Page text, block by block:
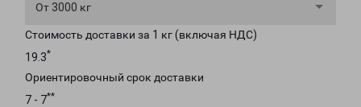
От 3000 кг
Стоимость доставки за 1 кг (включая НДС)
19.3*
Ориентировочный срок доставки
7 - 7**